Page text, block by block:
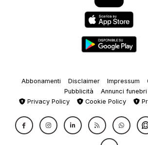
Abbonamenti Disclaimer Impressum
Pubblicità
Annunci funebri
Privacy Policy
Cookie Policy